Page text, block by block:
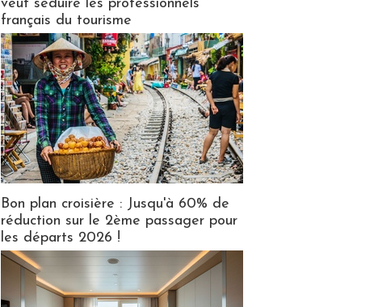
veut séduire les professionnels
français du tourisme
Bon plan croisière : Jusqu'à 60% de
réduction sur le 2ème passager pour
les départs 2026 !